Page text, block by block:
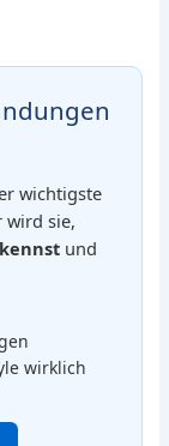
wichtigste
wird sie,
und
wirklich